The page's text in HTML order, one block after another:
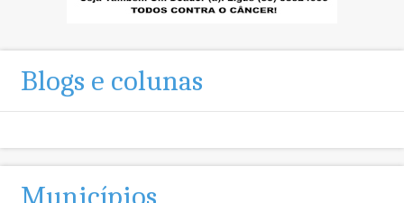
Blogs e colunas
Municípios